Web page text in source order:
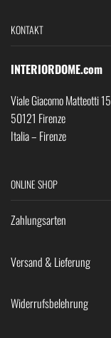
KONTAKT
INTERIORDOME.com
Viale Giacomo Matteotti 15
50121 Firenze
Italia – Firenze
ONLINE SHOP
Zahlungsarten
Versand & Lieferung
Widerrufsbelehrung